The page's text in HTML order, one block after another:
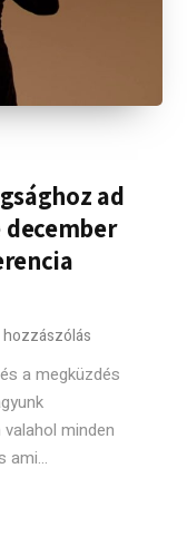
ad
hozzászólás
a megküzdés
minden
ami...